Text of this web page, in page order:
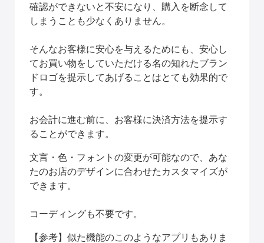
確認ができないと不安になり、購入を断念して
しまうことも少なくありません。
そんなお客様に安心を与えるためにも、安心し
てお買い物をしていただける名の知れたブラン
ドロゴを提示してあげることはとても効果的で
す。
お会計に進む前に、お客様に決済方法を提示す
ることができます。
文言・色・フォントの変更が可能なので、あな
たのお店のデザインに合わせたカスタマイズが
できます。
コーディングも不要です。
【参考】似た機能のこのようなアプリもありま